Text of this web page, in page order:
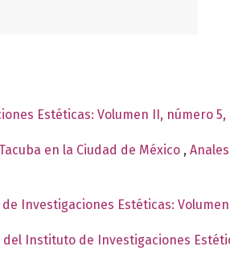
Estéticas: Volumen II, número 5,
en la Ciudad de México ,
Investigaciones Estéticas: Volumen
del Instituto de Investigaciones